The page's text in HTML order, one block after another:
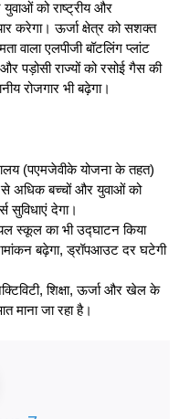
को राष्ट्रीय और
करेगा। ऊर्जा क्षेत्र को सशक्त
वाला एलपीजी बॉटलिंग प्लांट
राज्यों को रसोई गैस की
रोजगार भी बढ़ेगा।
(पएमजेवीके योजना के तहत)
अधिक बच्चों और युवाओं को
देगा।
स्कूल का भी उद्घाटन किया
बढ़ेगा, ड्रॉपआउट दर घटेगी
शिक्षा, ऊर्जा और खेल के
माना जा रहा है।